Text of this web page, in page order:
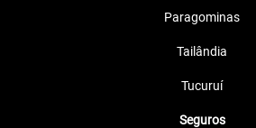
Paragominas
Tailândia
Tucuruí
Seguros